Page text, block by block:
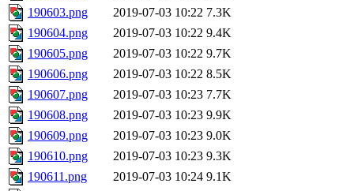
190603.png
2019-07-03 10:22 7.3K
190604.png
2019-07-03 10:22 9.4K
190605.png
2019-07-03 10:22 9.7K
190606.png
2019-07-03 10:22 8.5K
190607.png
2019-07-03 10:23 7.7K
190608.png
2019-07-03 10:23 9.9K
190609.png
2019-07-03 10:23 9.0K
190610.png
2019-07-03 10:23 9.3K
190611.png
2019-07-03 10:24 9.1K